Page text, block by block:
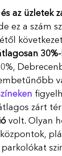
az üzletek
ez a szám
30%-
zárt
volt. Olyan